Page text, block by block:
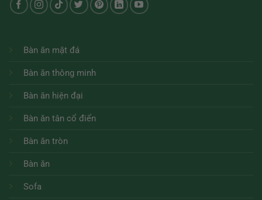
Bàn ăn mặt đá
Bàn ăn thông minh
Bàn ăn hiện đại
Bàn ăn tân cổ điển
Bàn ăn tròn
Bàn ăn
Sofa